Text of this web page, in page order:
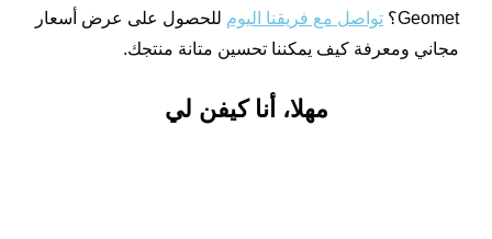
Geomet؟
تواصل مع فريقنا اليوم للحصول على عرض أسعار
مجاني ومعرفة كيف يمكننا تحسين متانة منتجك.
مهلا، أنا كيفن لي